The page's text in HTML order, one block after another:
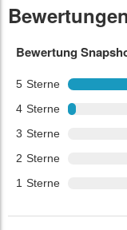
Bewertungen
Bewertung
5 Sterne
4 Sterne
3 Sterne
2 Sterne
1 Sterne